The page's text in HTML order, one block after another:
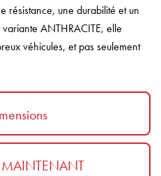
résistance, une durabilité et un
ANTHRACITE, elle
véhicules, et pas seulement
MAINTENANT